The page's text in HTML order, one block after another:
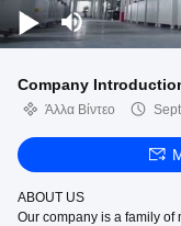
Company
Άλλα Βίντεο
ABOUT US
Our company is a family